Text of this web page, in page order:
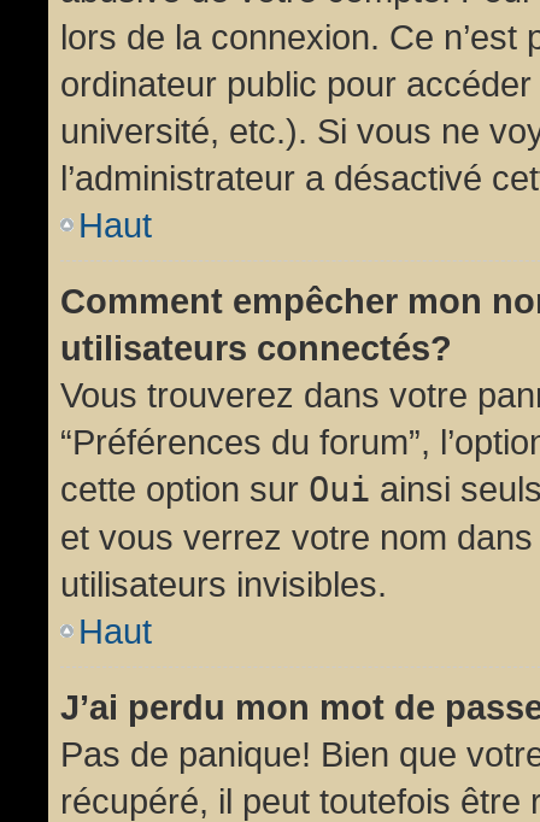
lors de la connexion. Ce
ordinateur public pour
université, etc.). Si vous ne
l’administrateur a désactivé
Haut
Comment empêcher mon
utilisateurs connectés?
Vous trouverez dans votre
“Préférences du forum”,
cette option sur Oui ainsi
et vous verrez votre nom
utilisateurs invisibles.
Haut
J’ai perdu mon mot de
Pas de panique! Bien que
récupéré, il peut toutefois être